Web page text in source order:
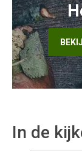
In de